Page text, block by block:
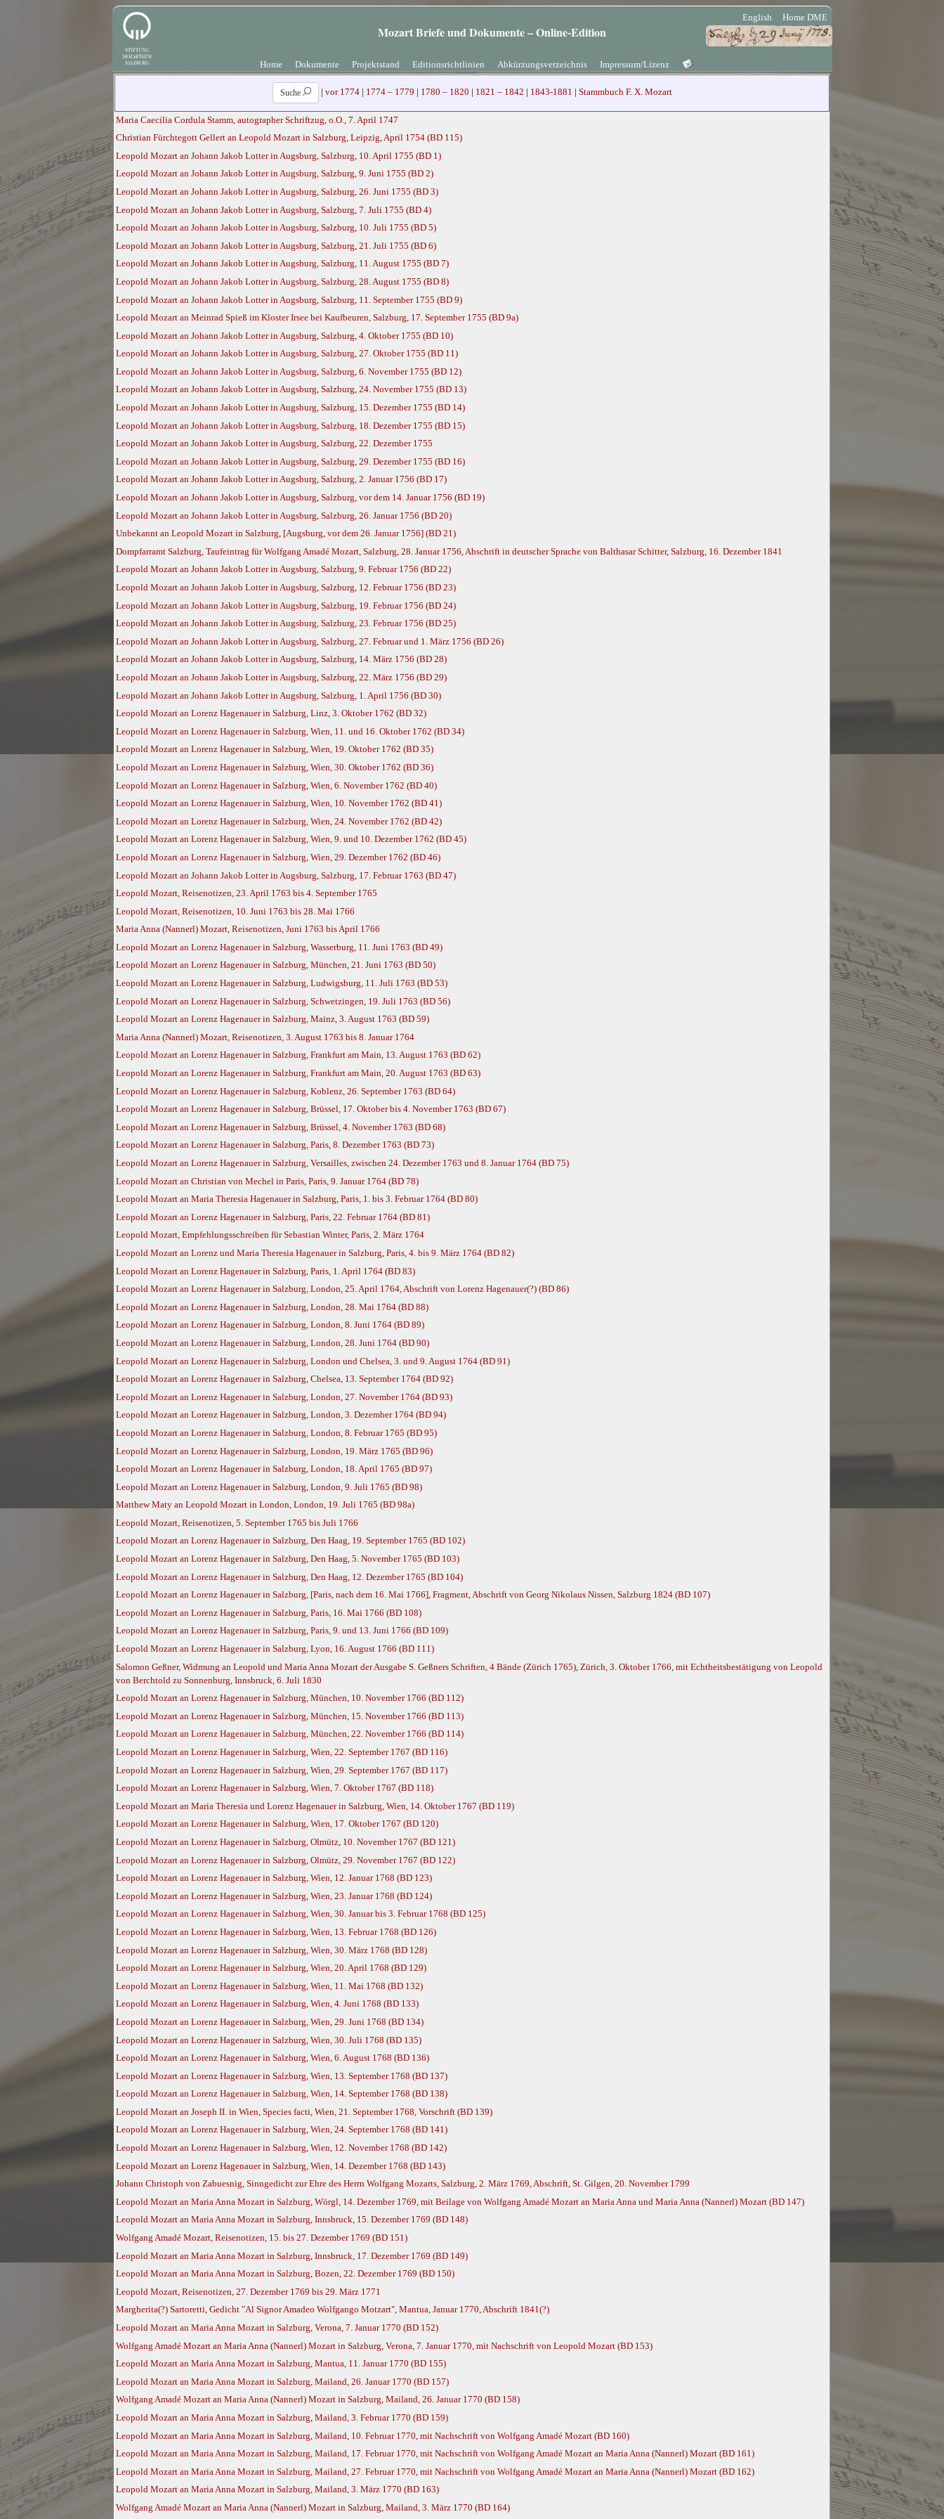
English Home DME
Mozart Briefe und Dokumente – Online-Edition
Home Dokumente Projektstand Editionsrichtlinien Abkürzungsverzeichnis Impressum/Lizenz
Suche | vor 1774| 1774 – 1779 | 1780 – 1820 | 1821 – 1842 | 1843-1881 | Stammbuch F. X. Mozart
Maria Caecilia Cordula Stamm, autographer Schriftzug, o.O., 7. April 1747
Christian Fürchtegott Gellert an Leopold Mozart in Salzburg, Leipzig, April 1754 (BD 115)
Leopold Mozart an Johann Jakob Lotter in Augsburg, Salzburg, 10. April 1755 (BD 1)
Leopold Mozart an Johann Jakob Lotter in Augsburg, Salzburg, 9. Juni 1755 (BD 2)
Leopold Mozart an Johann Jakob Lotter in Augsburg, Salzburg, 26. Juni 1755 (BD 3)
Leopold Mozart an Johann Jakob Lotter in Augsburg, Salzburg, 7. Juli 1755 (BD 4)
Leopold Mozart an Johann Jakob Lotter in Augsburg, Salzburg, 10. Juli 1755 (BD 5)
Leopold Mozart an Johann Jakob Lotter in Augsburg, Salzburg, 21. Juli 1755 (BD 6)
Leopold Mozart an Johann Jakob Lotter in Augsburg, Salzburg, 11. August 1755 (BD 7)
Leopold Mozart an Johann Jakob Lotter in Augsburg, Salzburg, 28. August 1755 (BD 8)
Leopold Mozart an Johann Jakob Lotter in Augsburg, Salzburg, 11. September 1755 (BD 9)
Leopold Mozart an Meinrad Spieß im Kloster Irsee bei Kaufbeuren, Salzburg, 17. September 1755 (BD 9a)
Leopold Mozart an Johann Jakob Lotter in Augsburg, Salzburg, 4. Oktober 1755 (BD 10)
Leopold Mozart an Johann Jakob Lotter in Augsburg, Salzburg, 27. Oktober 1755 (BD 11)
Leopold Mozart an Johann Jakob Lotter in Augsburg, Salzburg, 6. November 1755 (BD 12)
Leopold Mozart an Johann Jakob Lotter in Augsburg, Salzburg, 24. November 1755 (BD 13)
Leopold Mozart an Johann Jakob Lotter in Augsburg, Salzburg, 15. Dezember 1755 (BD 14)
Leopold Mozart an Johann Jakob Lotter in Augsburg, Salzburg, 18. Dezember 1755 (BD 15)
Leopold Mozart an Johann Jakob Lotter in Augsburg, Salzburg, 22. Dezember 1755
Leopold Mozart an Johann Jakob Lotter in Augsburg, Salzburg, 29. Dezember 1755 (BD 16)
Leopold Mozart an Johann Jakob Lotter in Augsburg, Salzburg, 2. Januar 1756 (BD 17)
Leopold Mozart an Johann Jakob Lotter in Augsburg, Salzburg, vor dem 14. Januar 1756 (BD 19)
Leopold Mozart an Johann Jakob Lotter in Augsburg, Salzburg, 26. Januar 1756 (BD 20)
Unbekannt an Leopold Mozart in Salzburg, [Augsburg, vor dem 26. Januar 1756] (BD 21)
Dompfarramt Salzburg, Taufeintrag für Wolfgang Amadé Mozart, Salzburg, 28. Januar 1756, Abschrift in deutscher Sprache von Balthasar Schitter, Salzburg, 16. Dezember 1841
Leopold Mozart an Johann Jakob Lotter in Augsburg, Salzburg, 9. Februar 1756 (BD 22)
Leopold Mozart an Johann Jakob Lotter in Augsburg, Salzburg, 12. Februar 1756 (BD 23)
Leopold Mozart an Johann Jakob Lotter in Augsburg, Salzburg, 19. Februar 1756 (BD 24)
Leopold Mozart an Johann Jakob Lotter in Augsburg, Salzburg, 23. Februar 1756 (BD 25)
Leopold Mozart an Johann Jakob Lotter in Augsburg, Salzburg, 27. Februar und 1. März 1756 (BD 26)
Leopold Mozart an Johann Jakob Lotter in Augsburg, Salzburg, 14. März 1756 (BD 28)
Leopold Mozart an Johann Jakob Lotter in Augsburg, Salzburg, 22. März 1756 (BD 29)
Leopold Mozart an Johann Jakob Lotter in Augsburg, Salzburg, 1. April 1756 (BD 30)
Leopold Mozart an Lorenz Hagenauer in Salzburg, Linz, 3. Oktober 1762 (BD 32)
Leopold Mozart an Lorenz Hagenauer in Salzburg, Wien, 11. und 16. Oktober 1762 (BD 34)
Leopold Mozart an Lorenz Hagenauer in Salzburg, Wien, 19. Oktober 1762 (BD 35)
Leopold Mozart an Lorenz Hagenauer in Salzburg, Wien, 30. Oktober 1762 (BD 36)
Leopold Mozart an Lorenz Hagenauer in Salzburg, Wien, 6. November 1762 (BD 40)
Leopold Mozart an Lorenz Hagenauer in Salzburg, Wien, 10. November 1762 (BD 41)
Leopold Mozart an Lorenz Hagenauer in Salzburg, Wien, 24. November 1762 (BD 42)
Leopold Mozart an Lorenz Hagenauer in Salzburg, Wien, 9. und 10. Dezember 1762 (BD 45)
Leopold Mozart an Lorenz Hagenauer in Salzburg, Wien, 29. Dezember 1762 (BD 46)
Leopold Mozart an Johann Jakob Lotter in Augsburg, Salzburg, 17. Februar 1763 (BD 47)
Leopold Mozart, Reisenotizen, 23. April 1763 bis 4. September 1765
Leopold Mozart, Reisenotizen, 10. Juni 1763 bis 28. Mai 1766
Maria Anna (Nannerl) Mozart, Reisenotizen, Juni 1763 bis April 1766
Leopold Mozart an Lorenz Hagenauer in Salzburg, Wasserburg, 11. Juni 1763 (BD 49)
Leopold Mozart an Lorenz Hagenauer in Salzburg, München, 21. Juni 1763 (BD 50)
Leopold Mozart an Lorenz Hagenauer in Salzburg, Ludwigsburg, 11. Juli 1763 (BD 53)
Leopold Mozart an Lorenz Hagenauer in Salzburg, Schwetzingen, 19. Juli 1763 (BD 56)
Leopold Mozart an Lorenz Hagenauer in Salzburg, Mainz, 3. August 1763 (BD 59)
Maria Anna (Nannerl) Mozart, Reisenotizen, 3. August 1763 bis 8. Januar 1764
Leopold Mozart an Lorenz Hagenauer in Salzburg, Frankfurt am Main, 13. August 1763 (BD 62)
Leopold Mozart an Lorenz Hagenauer in Salzburg, Frankfurt am Main, 20. August 1763 (BD 63)
Leopold Mozart an Lorenz Hagenauer in Salzburg, Koblenz, 26. September 1763 (BD 64)
Leopold Mozart an Lorenz Hagenauer in Salzburg, Brüssel, 17. Oktober bis 4. November 1763 (BD 67)
Leopold Mozart an Lorenz Hagenauer in Salzburg, Brüssel, 4. November 1763 (BD 68)
Leopold Mozart an Lorenz Hagenauer in Salzburg, Paris, 8. Dezember 1763 (BD 73)
Leopold Mozart an Lorenz Hagenauer in Salzburg, Versailles, zwischen 24. Dezember 1763 und 8. Januar 1764 (BD 75)
Leopold Mozart an Christian von Mechel in Paris, Paris, 9. Januar 1764 (BD 78)
Leopold Mozart an Maria Theresia Hagenauer in Salzburg, Paris, 1. bis 3. Februar 1764 (BD 80)
Leopold Mozart an Lorenz Hagenauer in Salzburg, Paris, 22. Februar 1764 (BD 81)
Leopold Mozart, Empfehlungsschreiben für Sebastian Winter, Paris, 2. März 1764
Leopold Mozart an Lorenz und Maria Theresia Hagenauer in Salzburg, Paris, 4. bis 9. März 1764 (BD 82)
Leopold Mozart an Lorenz Hagenauer in Salzburg, Paris, 1. April 1764 (BD 83)
Leopold Mozart an Lorenz Hagenauer in Salzburg, London, 25. April 1764, Abschrift von Lorenz Hagenauer(?) (BD 86)
Leopold Mozart an Lorenz Hagenauer in Salzburg, London, 28. Mai 1764 (BD 88)
Leopold Mozart an Lorenz Hagenauer in Salzburg, London, 8. Juni 1764 (BD 89)
Leopold Mozart an Lorenz Hagenauer in Salzburg, London, 28. Juni 1764 (BD 90)
Leopold Mozart an Lorenz Hagenauer in Salzburg, London und Chelsea, 3. und 9. August 1764 (BD 91)
Leopold Mozart an Lorenz Hagenauer in Salzburg, Chelsea, 13. September 1764 (BD 92)
Leopold Mozart an Lorenz Hagenauer in Salzburg, London, 27. November 1764 (BD 93)
Leopold Mozart an Lorenz Hagenauer in Salzburg, London, 3. Dezember 1764 (BD 94)
Leopold Mozart an Lorenz Hagenauer in Salzburg, London, 8. Februar 1765 (BD 95)
Leopold Mozart an Lorenz Hagenauer in Salzburg, London, 19. März 1765 (BD 96)
Leopold Mozart an Lorenz Hagenauer in Salzburg, London, 18. April 1765 (BD 97)
Leopold Mozart an Lorenz Hagenauer in Salzburg, London, 9. Juli 1765 (BD 98)
Matthew Maty an Leopold Mozart in London, London, 19. Juli 1765 (BD 98a)
Leopold Mozart, Reisenotizen, 5. September 1765 bis Juli 1766
Leopold Mozart an Lorenz Hagenauer in Salzburg, Den Haag, 19. September 1765 (BD 102)
Leopold Mozart an Lorenz Hagenauer in Salzburg, Den Haag, 5. November 1765 (BD 103)
Leopold Mozart an Lorenz Hagenauer in Salzburg, Den Haag, 12. Dezember 1765 (BD 104)
Leopold Mozart an Lorenz Hagenauer in Salzburg, [Paris, nach dem 16. Mai 1766], Fragment, Abschrift von Georg Nikolaus Nissen, Salzburg 1824 (BD 107)
Leopold Mozart an Lorenz Hagenauer in Salzburg, Paris, 16. Mai 1766 (BD 108)
Leopold Mozart an Lorenz Hagenauer in Salzburg, Paris, 9. und 13. Juni 1766 (BD 109)
Leopold Mozart an Lorenz Hagenauer in Salzburg, Lyon, 16. August 1766 (BD 111)
Salomon Geßner, Widmung an Leopold und Maria Anna Mozart der Ausgabe S. Geßners Schriften, 4 Bände (Zürich 1765), Zürich, 3. Oktober 1766, mit Echtheitsbestätigung von Leopold
von Berchtold zu Sonnenburg, Innsbruck, 6. Juli 1830
Leopold Mozart an Lorenz Hagenauer in Salzburg, München, 10. November 1766 (BD 112)
Leopold Mozart an Lorenz Hagenauer in Salzburg, München, 15. November 1766 (BD 113)
Leopold Mozart an Lorenz Hagenauer in Salzburg, München, 22. November 1766 (BD 114)
Leopold Mozart an Lorenz Hagenauer in Salzburg, Wien, 22. September 1767 (BD 116)
Leopold Mozart an Lorenz Hagenauer in Salzburg, Wien, 29. September 1767 (BD 117)
Leopold Mozart an Lorenz Hagenauer in Salzburg, Wien, 7. Oktober 1767 (BD 118)
Leopold Mozart an Maria Theresia und Lorenz Hagenauer in Salzburg, Wien, 14. Oktober 1767 (BD 119)
Leopold Mozart an Lorenz Hagenauer in Salzburg, Wien, 17. Oktober 1767 (BD 120)
Leopold Mozart an Lorenz Hagenauer in Salzburg, Olmütz, 10. November 1767 (BD 121)
Leopold Mozart an Lorenz Hagenauer in Salzburg, Olmütz, 29. November 1767 (BD 122)
Leopold Mozart an Lorenz Hagenauer in Salzburg, Wien, 12. Januar 1768 (BD 123)
Leopold Mozart an Lorenz Hagenauer in Salzburg, Wien, 23. Januar 1768 (BD 124)
Leopold Mozart an Lorenz Hagenauer in Salzburg, Wien, 30. Januar bis 3. Februar 1768 (BD 125)
Leopold Mozart an Lorenz Hagenauer in Salzburg, Wien, 13. Februar 1768 (BD 126)
Leopold Mozart an Lorenz Hagenauer in Salzburg, Wien, 30. März 1768 (BD 128)
Leopold Mozart an Lorenz Hagenauer in Salzburg, Wien, 20. April 1768 (BD 129)
Leopold Mozart an Lorenz Hagenauer in Salzburg, Wien, 11. Mai 1768 (BD 132)
Leopold Mozart an Lorenz Hagenauer in Salzburg, Wien, 4. Juni 1768 (BD 133)
Leopold Mozart an Lorenz Hagenauer in Salzburg, Wien, 29. Juni 1768 (BD 134)
Leopold Mozart an Lorenz Hagenauer in Salzburg, Wien, 30. Juli 1768 (BD 135)
Leopold Mozart an Lorenz Hagenauer in Salzburg, Wien, 6. August 1768 (BD 136)
Leopold Mozart an Lorenz Hagenauer in Salzburg, Wien, 13. September 1768 (BD 137)
Leopold Mozart an Lorenz Hagenauer in Salzburg, Wien, 14. September 1768 (BD 138)
Leopold Mozart an Joseph II. in Wien, Species facti, Wien, 21. September 1768, Vorschrift (BD 139)
Leopold Mozart an Lorenz Hagenauer in Salzburg, Wien, 24. September 1768 (BD 141)
Leopold Mozart an Lorenz Hagenauer in Salzburg, Wien, 12. November 1768 (BD 142)
Leopold Mozart an Lorenz Hagenauer in Salzburg, Wien, 14. Dezember 1768 (BD 143)
Johann Christoph von Zabuesnig, Sinngedicht zur Ehre des Herrn Wolfgang Mozarts, Salzburg, 2. März 1769, Abschrift, St. Gilgen, 20. November 1799
Leopold Mozart an Maria Anna Mozart in Salzburg, Wörgl, 14. Dezember 1769, mit Beilage von Wolfgang Amadé Mozart an Maria Anna und Maria Anna (Nannerl) Mozart (BD 147)
Leopold Mozart an Maria Anna Mozart in Salzburg, Innsbruck, 15. Dezember 1769 (BD 148)
Wolfgang Amadé Mozart, Reisenotizen, 15. bis 27. Dezember 1769 (BD 151)
Leopold Mozart an Maria Anna Mozart in Salzburg, Innsbruck, 17. Dezember 1769 (BD 149)
Leopold Mozart an Maria Anna Mozart in Salzburg, Bozen, 22. Dezember 1769 (BD 150)
Leopold Mozart, Reisenotizen, 27. Dezember 1769 bis 29. März 1771
Margherita(?) Sartoretti, Gedicht "Al Signor Amadeo Wolfgango Motzart", Mantua, Januar 1770, Abschrift 1841(?)
Leopold Mozart an Maria Anna Mozart in Salzburg, Verona, 7. Januar 1770 (BD 152)
Wolfgang Amadé Mozart an Maria Anna (Nannerl) Mozart in Salzburg, Verona, 7. Januar 1770, mit Nachschrift von Leopold Mozart (BD 153)
Leopold Mozart an Maria Anna Mozart in Salzburg, Mantua, 11. Januar 1770 (BD 155)
Leopold Mozart an Maria Anna Mozart in Salzburg, Mailand, 26. Januar 1770 (BD 157)
Wolfgang Amadé Mozart an Maria Anna (Nannerl) Mozart in Salzburg, Mailand, 26. Januar 1770 (BD 158)
Leopold Mozart an Maria Anna Mozart in Salzburg, Mailand, 3. Februar 1770 (BD 159)
Leopold Mozart an Maria Anna Mozart in Salzburg, Mailand, 10. Februar 1770, mit Nachschrift von Wolfgang Amadé Mozart (BD 160)
Leopold Mozart an Maria Anna Mozart in Salzburg, Mailand, 17. Februar 1770, mit Nachschrift von Wolfgang Amadé Mozart an Maria Anna (Nannerl) Mozart (BD 161)
Leopold Mozart an Maria Anna Mozart in Salzburg, Mailand, 27. Februar 1770, mit Nachschrift von Wolfgang Amadé Mozart an Maria Anna (Nannerl) Mozart (BD 162)
Leopold Mozart an Maria Anna Mozart in Salzburg, Mailand, 3. März 1770 (BD 163)
Wolfgang Amadé Mozart an Maria Anna (Nannerl) Mozart in Salzburg, Mailand, 3. März 1770 (BD 164)